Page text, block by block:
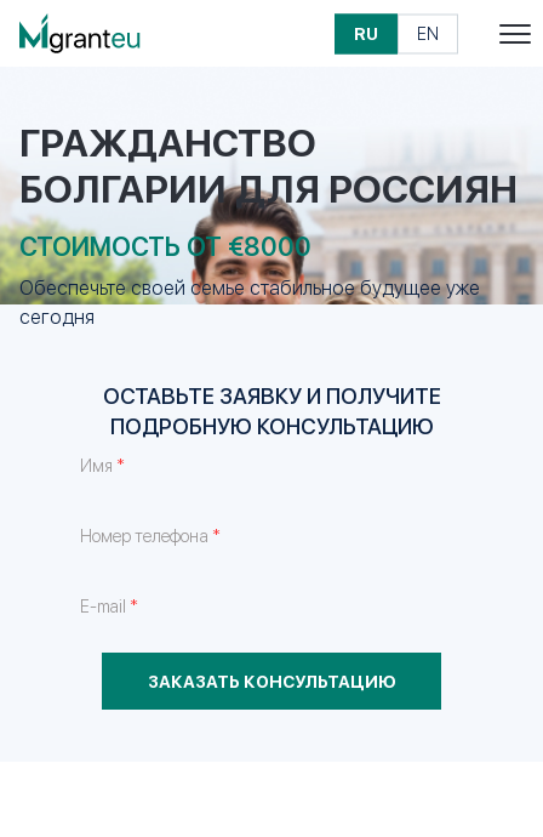
RU EN
ГРАЖДАНСТВО
БОЛГАРИИ ДЛЯ РОССИЯН
СТОИМОСТЬ ОТ €8000
Обеспечьте своей семье стабильное будущее уже
сегодня
ОСТАВЬТЕ ЗАЯВКУ И ПОЛУЧИТЕ
ПОДРОБНУЮ КОНСУЛЬТАЦИЮ
Имя *
Номер телефона *
E-mail *
ЗАКАЗАТЬ КОНСУЛЬТАЦИЮ